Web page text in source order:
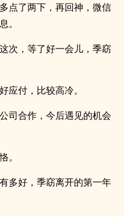
点了两下，再回神，微信
。
次，等了好一会儿，季窈
应付，比较高冷。
司合作，今后遇见的机会
。
多好，季窈离开的第一年